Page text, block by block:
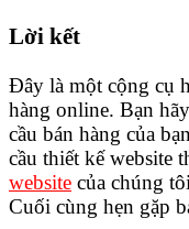
Lời kết
Đây là một cộng cụ
hàng online. Bạn
cầu bán hàng của
cầu thiết kế website
website của chúng
Cuối cùng hẹn gặp